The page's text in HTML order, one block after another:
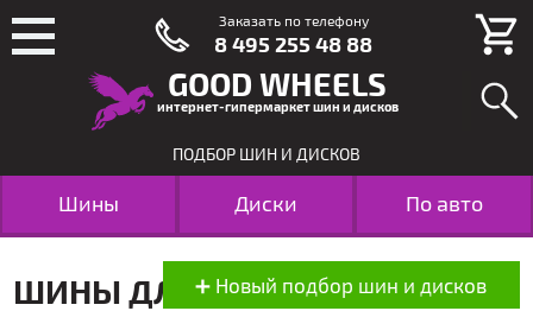
GOOD WHEELS
интернет-гипермаркет шин и дисков
ПОДБОР ШИН И ДИСКОВ
Шины Диски По авто
ШИНЫ ДЛЯ HYUNDAI
Заказать по телефону
8 495 255 48 88